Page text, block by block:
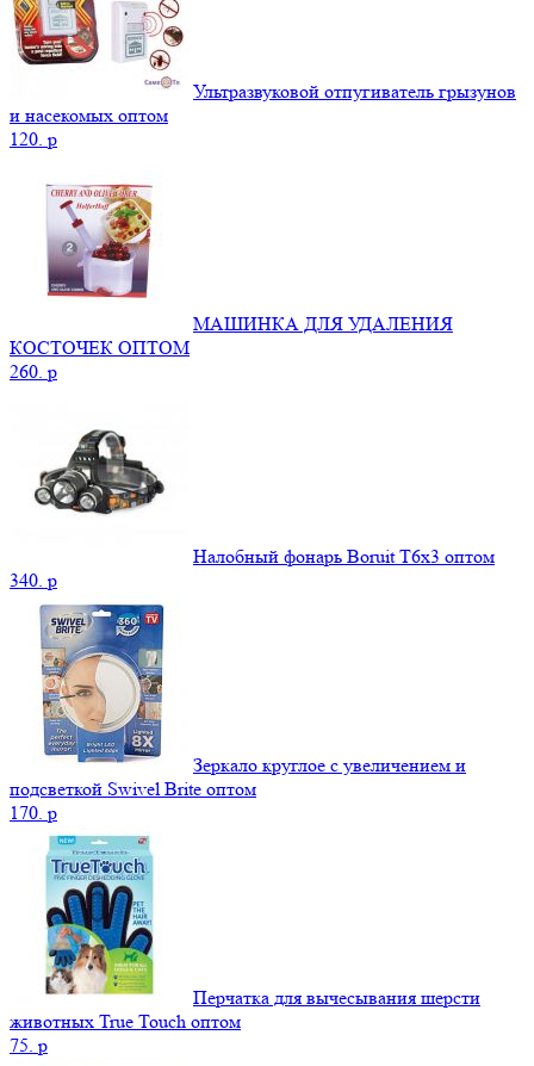
Ультразвуковой отпугиватель грызунов
и насекомых оптом
120. p
МАШИНКА ДЛЯ УДАЛЕНИЯ
КОСТОЧЕК ОПТОМ
260. p
Налобный фонарь Boruit T6x3 оптом
340. p
Зеркало круглое с увеличением и
подсветкой Swivel Brite оптом
170. p
Перчатка для вычесывания шерсти
животных True Touch оптом
75. p